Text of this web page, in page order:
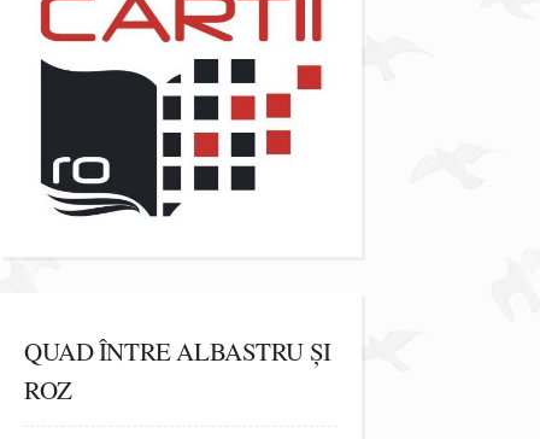
QUAD ÎNTRE ALBASTRU ȘI
ROZ